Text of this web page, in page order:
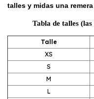
talles y midas una
Tabla de talles
Talle
XS
S
M
L